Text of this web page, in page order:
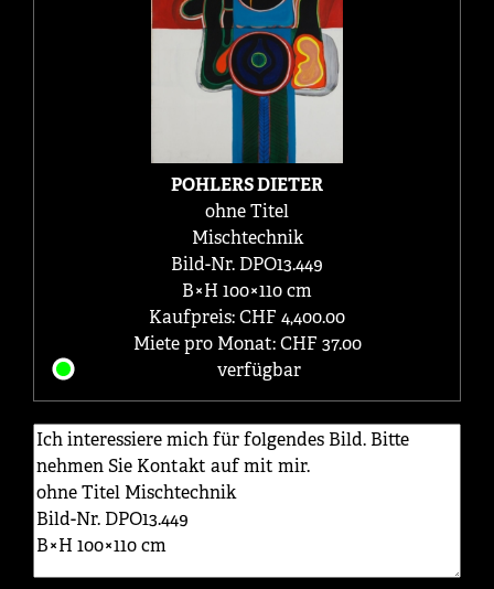
POHLERS DIETER
ohne Titel
Mischtechnik
Bild-Nr. DPO13.449
B×H 100×110 cm
Kaufpreis: CHF 4,400.00
Miete pro Monat: CHF 37.00
verfügbar